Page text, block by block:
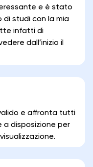
e è stato
studi con la mia
infatti di
dall’inizio il
e affronta tutti
a disposizione per